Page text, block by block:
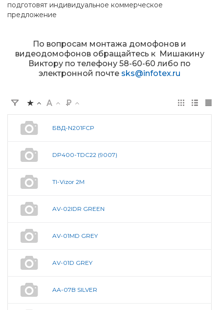
подготовят индивидуальное коммерческое
предложение
По вопросам монтажа домофонов и
видеодомофонов обращайтесь к Мишакину
Виктору по телефону 58-60-60 либо по
электронной почте sks@infotex.ru
БВД-N201FCP
DP400-TDC22 (9007)
TI-Vizor 2M
AV-02IDR GREEN
AV-01MD GREY
AV-01D GREY
AA-07B SILVER